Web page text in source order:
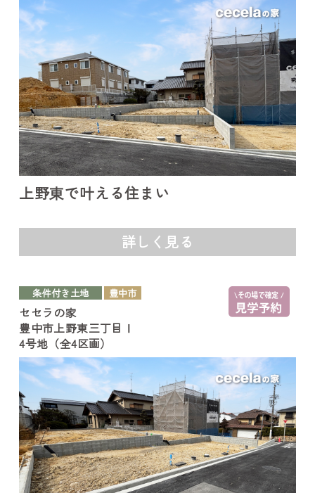
上野東で叶える住まい
詳しく見る
条件付き土地 豊中市
セセラの家
豊中市上野東三丁目Ⅰ
4号地（全4区画）